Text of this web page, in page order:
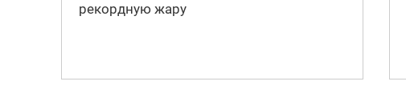
рекордную жару